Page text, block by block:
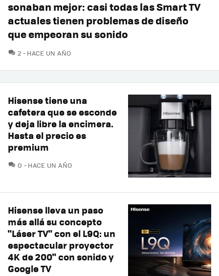
sonaban mejor: casi todas las Smart TV
actuales tienen problemas de diseño
que empeoran su sonido
2 COMENTARIOS
HACE UN AÑO
Hisense tiene una
cafetera que se esconde
y deja libre la encimera.
Hasta el precio es
premium
0 COMENTARIOS
HACE UN AÑO
Hisense lleva un paso
más allá su concepto
"Láser TV" con el L9Q: un
espectacular proyector
4K de 200" con sonido y
Google TV